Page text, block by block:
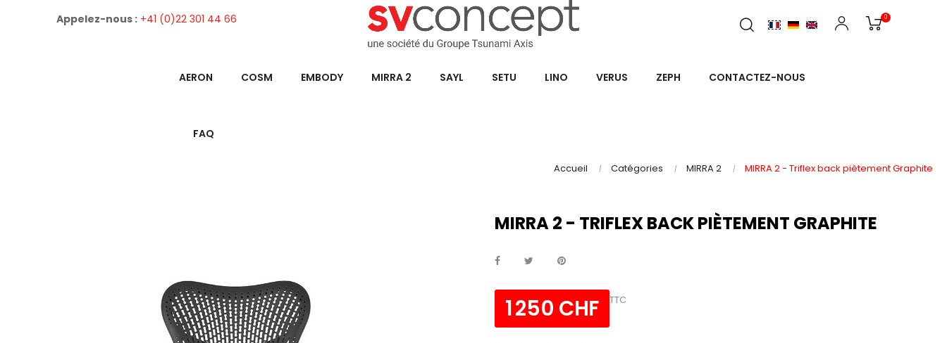
Appelez-nous : +41 (0)22 301 44 66 0
AERON COSM EMBODY MIRRA 2 SAYL SETU LINO VERUS ZEPH CONTACTEZ-NOUS
FAQ
Accueil Catégories MIRRA 2 MIRRA 2 - Triflex back piètement Graphite
MIRRA 2 - TRIFLEX BACK PIÈTEMENT GRAPHITE
1 250 CHF TTC